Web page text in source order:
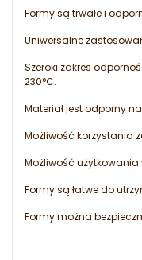
Formy są trwałe i
Uniwersalne
Szeroki zakres
230°C.
Materiał jest odporny
Możliwość korzystania
Możliwość
Formy są łatwe do
Formy można